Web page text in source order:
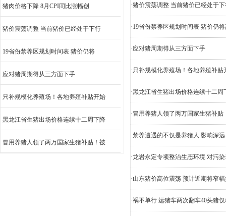
猪肉价格下降 8月CPI同比涨幅创
猪价震荡调整 当前猪价已经处于下行
19省份禁养区规划时间表 猪价仍将
应对猪周期得从三方面下手
只补规模化养殖场！各地养殖补贴开始
黑龙江省生猪出场价格连续十二周下降
冒用养猪人领了两万国家生猪补贴！被
·猪价震荡调整 当前猪价已经处于
·19省份禁养区规划时间表 猪价仍
·应对猪周期得从三方面下手
·只补规模化养殖场！各地养殖补贴
·黑龙江省生猪出场价格连续十二周
·冒用养猪人领了两万国家生猪补贴
·禁养遭遇的不仅是养猪人 影响深远
·龙岩永定专项整治生态环境 对污
·山东猪价高位震荡 预计近期将窄
·祸不单行 运猪车两次翻车40头猪